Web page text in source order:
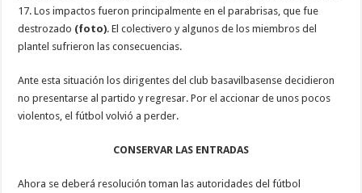
17. Los impactos fueron principalmente en el parabrisas, que fue
destrozado (foto). El colectivero y algunos de los miembros del
plantel sufrieron las consecuencias.
Ante esta situación los dirigentes del club basavilbasense decidieron
no presentarse al partido y regresar.Por el accionar de unos pocos
violentos, el fútbol volvió a perder.
CONSERVAR LAS ENTRADAS
Ahora se deberá resolución toman las autoridades del fútbol